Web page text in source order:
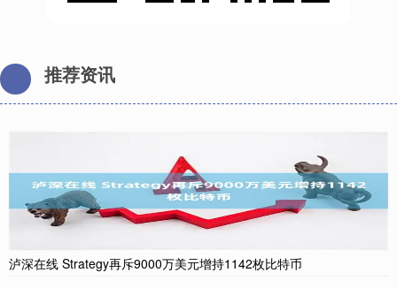
推荐资讯
泸深在线 Strategy再斥9000万美元增持1142枚比特币